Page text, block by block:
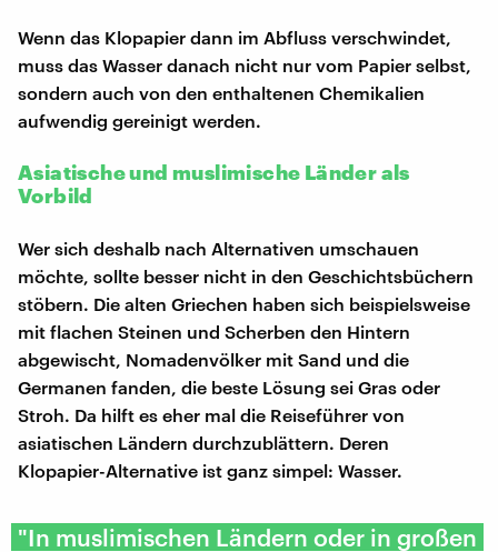
Wenn das Klopapier dann im Abfluss verschwindet,
muss das Wasser danach nicht nur vom Papier selbst,
sondern auch von den enthaltenen Chemikalien
aufwendig gereinigt werden.
Asiatische und muslimische Länder als
Vorbild
Wer sich deshalb nach Alternativen umschauen
möchte, sollte besser nicht in den Geschichtsbüchern
stöbern. Die alten Griechen haben sich beispielsweise
mit flachen Steinen und Scherben den Hintern
abgewischt, Nomadenvölker mit Sand und die
Germanen fanden, die beste Lösung sei Gras oder
Stroh. Da hilft es eher mal die Reiseführer von
asiatischen Ländern durchzublättern. Deren
Klopapier-Alternative ist ganz simpel: Wasser.
"In muslimischen Ländern oder in großen